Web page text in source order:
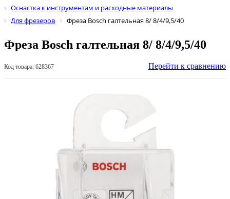
Оснастка к инструментам и расходные материалы
Для фрезеров
Фреза Bosch галтельная 8/ 8/4/9,5/40
Фреза Bosch галтельная 8/ 8/4/9,5/40
Код товара: 628367 Перейти к сравнению